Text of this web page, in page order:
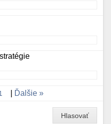
Ďalšie
Hlasovať